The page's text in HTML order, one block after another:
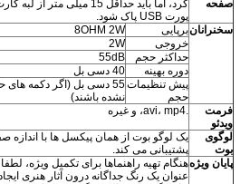
صفحه
کرد، اما باید حداقل 15 میلی متر
پورت USB پاک شود.
سخنرانانبرپایی
8OHM 2W
خروجی
2W
حداکثر حجم
55dB
دوره بهینه
40 دسی بل
پیش تنظیمات
حجم
55 دسی بل (اگر دکمه های
نشده باشند)
فرمت
ویدئو
.avi، mp4، و غیره
لوگوی
بوت
یک لوگو بوت از همان پیکسل ها با اندازه
پشتیبانی می کند.
پایان ویژههنگام تهیه راهنماها برای تکمیل ویژه،
عنوان یک رنگ جداگانه درون آثار هنری